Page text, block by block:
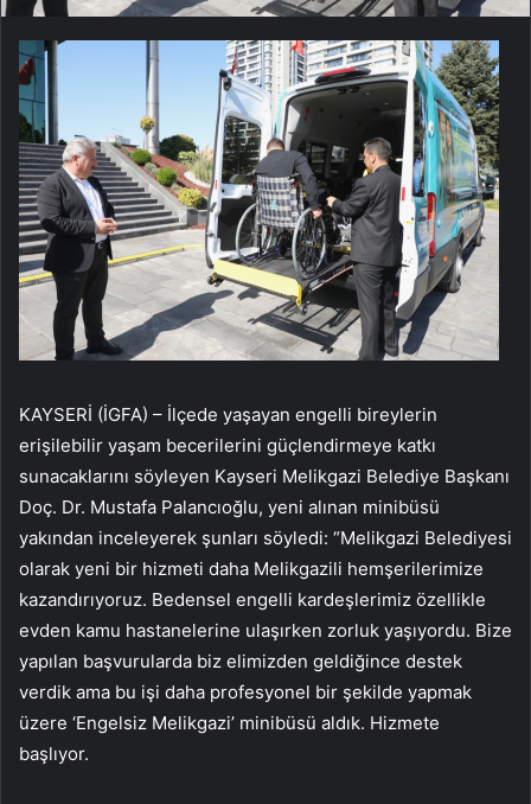
KAYSERİ (İGFA) – İlçede yaşayan engelli bireylerin
erişilebilir yaşam becerilerini güçlendirmeye katkı
sunacaklarını söyleyen Kayseri Melikgazi Belediye Başkanı
Doç. Dr. Mustafa Palancıoğlu, yeni alınan minibüsü
yakından inceleyerek şunları söyledi: “Melikgazi Belediyesi
olarak yeni bir hizmeti daha Melikgazili hemşerilerimize
kazandırıyoruz. Bedensel engelli kardeşlerimiz özellikle
evden kamu hastanelerine ulaşırken zorluk yaşıyordu. Bize
yapılan başvurularda biz elimizden geldiğince destek
verdik ama bu işi daha profesyonel bir şekilde yapmak
üzere ‘Engelsiz Melikgazi’ minibüsü aldık. Hizmete
başlıyor.